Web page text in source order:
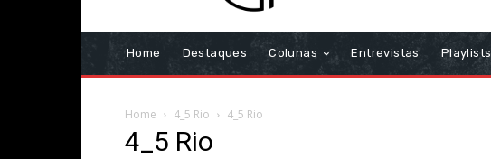
Home Destaques Colunas Entrevistas Playlists
Home 4_5 Rio 4_5 Rio
4_5 Rio